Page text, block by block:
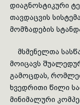
დიაგნოსტიკური
თავდაცვის
მომზადების
მსმენელთა
მო­ი­ცავს
გამოცდას,
ხვედრითი წილი
მინიმალური